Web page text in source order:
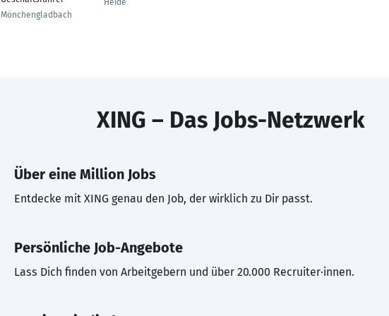
Mönchengladbach
Heide
XING – Das Jobs-Netzwerk
Über eine Million Jobs
Entdecke mit XING genau den Job, der wirklich zu Dir passt.
Persönliche Job-Angebote
Lass Dich finden von Arbeitgebern und über 20.000 Recruiter·innen.